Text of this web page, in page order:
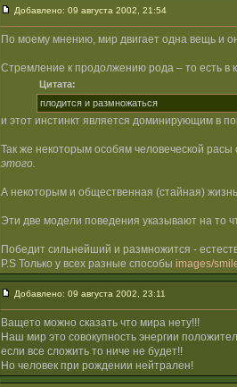
Добавлено: 09 августа 2002, 21:54
По моему мнению, мир двигает одна вещь и
Стремление к продолжению рода – то есть в
Цитата:
плодится и размножаться
и этот инстинкт является доминирующим в
Так же некоторым особям человеческой
этого.
А некоторым и общественная (стайная)
Эти две модели поведения указывают на то
Победит сильнейший и размножится -
P.S Только у всех разные способы images/
Добавлено: 09 августа 2002, 23:11
Ващето можно сказать что мира нету!!!
Наш мир это совокупность энергии
если все сложить то ниче не будет!!
Но человек при рождении нейтрален!